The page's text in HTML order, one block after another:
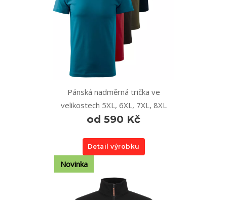
Pánská nadměrná trička ve
velikostech 5XL, 6XL, 7XL, 8XL
od 590 Kč
Detail výrobku
Novinka